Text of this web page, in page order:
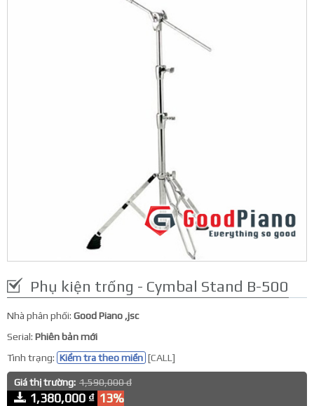
Phụ kiện trống - Cymbal Stand B-500
Nhà phân phối: Good Piano ,jsc
Serial: Phiên bản mới
Tình trạng: Kiểm tra theo miền [CALL]
Giá thị trường: 1,590,000 đ
1,380,000 ₫ 13%